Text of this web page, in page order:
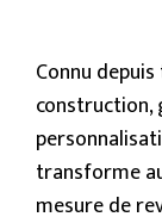
Connu
construction,
transforme
mesure de